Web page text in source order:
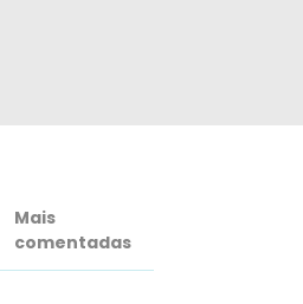
Mais
comentadas